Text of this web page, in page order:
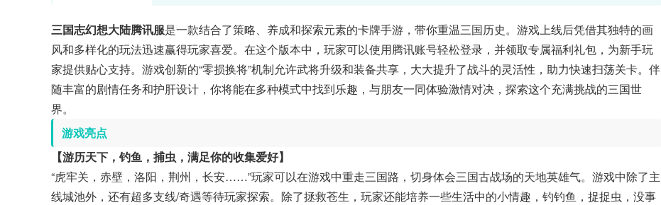
三国志幻想大陆腾讯服是一款结合了策略、养成和探索元素的卡牌手游，带你重温三国历史。游戏上线后凭借其独特的画
风和多样化的玩法迅速赢得玩家喜爱。在这个版本中，玩家可以使用腾讯账号轻松登录，并领取专属福利礼包，为新手玩
家提供贴心支持。游戏创新的“零损换将”机制允许武将升级和装备共享，大大提升了战斗的灵活性，助力快速扫荡关卡。伴
随丰富的剧情任务和护肝设计，你将能在多种模式中找到乐趣，与朋友一同体验激情对决，探索这个充满挑战的三国世
界。
游戏亮点
【游历天下，钓鱼，捕虫，满足你的收集爱好】
“虎牢关，赤壁，洛阳，荆州，长安……”玩家可以在游戏中重走三国路，切身体会三国古战场的天地英雄气。游戏中除了主
线城池外，还有超多支线/奇遇等待玩家探索。除了拯救苍生，玩家还能培养一些生活中的小情趣，钓钓鱼，捉捉虫，没事